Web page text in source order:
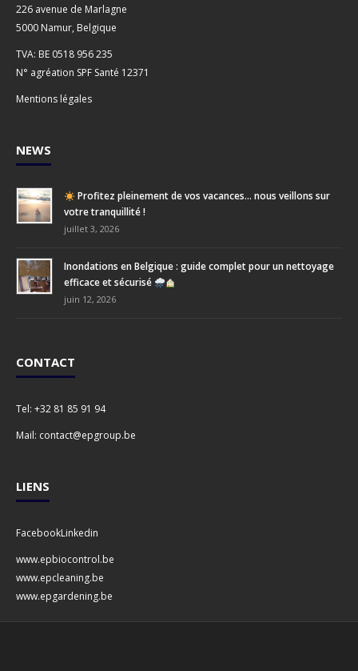
226 avenue de Marlagne
5000 Namur, Belgique
TVA: BE 0518 956 235
N° agréation SPF Santé 12371
Mentions légales
NEWS
Profitez pleinement de vos vacances… nous veillons sur
votre tranquillité !
juillet 3, 2026
Inondations en Belgique : guide complet pour un nettoyage
efficace et sécurisé
juin 12, 2026
CONTACT
Tel: +32 81 85 91 94
Mail: contact@epgroup.be
LIENS
FacebookLinkedin
www.epbiocontrol.be
www.epcleaning.be
www.epgardening.be